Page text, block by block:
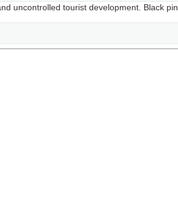
uncontrolled tourist development. Black